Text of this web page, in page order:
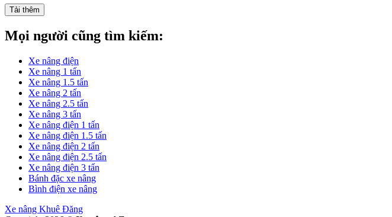
Tải thêm
Mọi người cũng tìm kiếm:
Xe nâng điện
Xe nâng 1 tấn
Xe nâng 1.5 tấn
Xe nâng 2 tấn
Xe nâng 2.5 tấn
Xe nâng 3 tấn
Xe nâng điện 1 tấn
Xe nâng điện 1.5 tấn
Xe nâng điện 2 tấn
Xe nâng điện 2.5 tấn
Xe nâng điện 3 tấn
Bánh đặc xe nâng
Bình điện xe nâng
Xe nâng Khuê Đăng